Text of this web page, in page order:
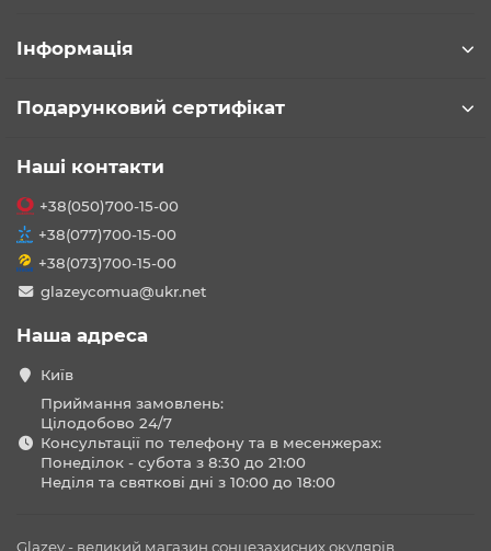
Інформація
Подарунковий сертифікат
Наші контакти
+38(050)700-15-00
+38(077)700-15-00
+38(073)700-15-00
glazeycomua@ukr.net
Наша адреса
Київ
Приймання замовлень:
Цілодобово 24/7
Консультації по телефону та в месенжерах:
Понеділок - субота з 8:30 до 21:00
Неділя та святкові дні з 10:00 до 18:00
Glazey - великий магазин сонцезахисних окулярів